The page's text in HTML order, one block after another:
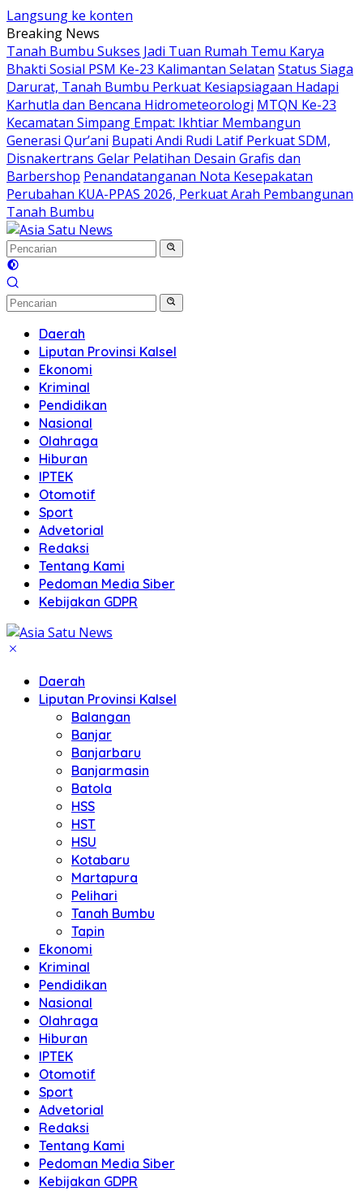
Langsung ke konten
Breaking News
Tanah Bumbu Sukses Jadi Tuan Rumah Temu Karya
Bhakti Sosial PSM Ke-23 Kalimantan Selatan Status Siaga
Darurat, Tanah Bumbu Perkuat Kesiapsiagaan Hadapi
Karhutla dan Bencana Hidrometeorologi MTQN Ke-23
Kecamatan Simpang Empat: Ikhtiar Membangun
Generasi Qur’ani Bupati Andi Rudi Latif Perkuat SDM,
Disnakertrans Gelar Pelatihan Desain Grafis dan
Barbershop Penandatanganan Nota Kesepakatan
Perubahan KUA-PPAS 2026, Perkuat Arah Pembangunan
Tanah Bumbu
Daerah
Liputan Provinsi Kalsel
Ekonomi
Kriminal
Pendidikan
Nasional
Olahraga
Hiburan
IPTEK
Otomotif
Sport
Advetorial
Redaksi
Tentang Kami
Pedoman Media Siber
Kebijakan GDPR
Daerah
Liputan Provinsi Kalsel
Balangan
Banjar
Banjarbaru
Banjarmasin
Batola
HSS
HST
HSU
Kotabaru
Martapura
Pelihari
Tanah Bumbu
Tapin
Ekonomi
Kriminal
Pendidikan
Nasional
Olahraga
Hiburan
IPTEK
Otomotif
Sport
Advetorial
Redaksi
Tentang Kami
Pedoman Media Siber
Kebijakan GDPR